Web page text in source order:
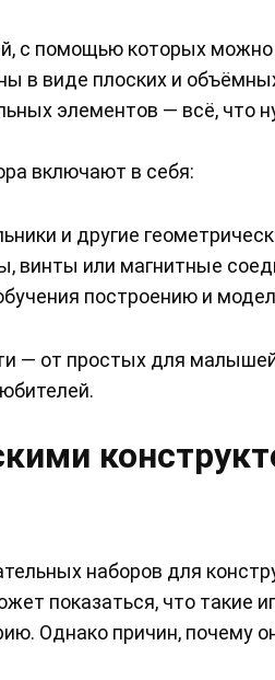
с помощью которых
в виде плоских и
элементов — всё,
включают в себя:
и другие
винты или магнитные
построению и
— от простых для
наборов для
показаться, что такие
Однако причин, почему